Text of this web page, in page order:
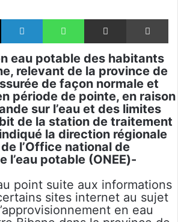
X Linkedin WhatsApp Partager par email
eau potable des habitants
relevant de la province de
de façon normale et
période de pointe, en raison
sur l’eau et des limites
de la station de traitement
la direction régionale
l’Office national de
l’eau potable (ONEE)-
point suite aux informations
sites internet au sujet
en eau